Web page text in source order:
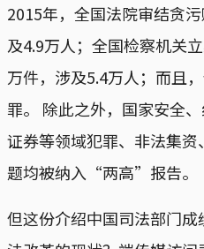
2015年，全国法院审结贪
及4.9万人；全国检察机关
万件，涉及5.4万人；而且
罪。 除此之外，国家安全
证券等领域犯罪、非法集
题均被纳入“两高”报告。
但这份介绍中国司法部门